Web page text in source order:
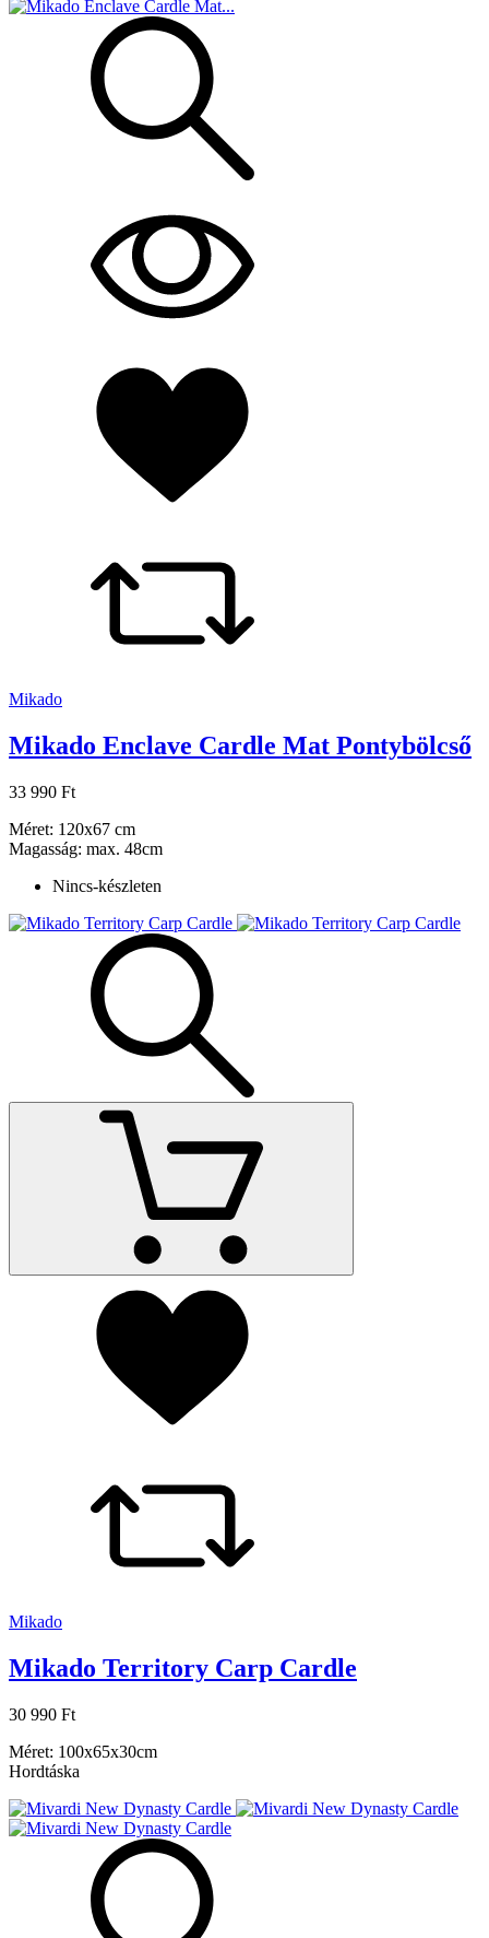
Mikado
Mikado Enclave Cardle Mat Pontybölcső
33 990 Ft
Méret: 120x67 cm
Magasság: max. 48cm
Nincs-készleten
Mikado
Mikado Territory Carp Cardle
30 990 Ft
Méret: 100x65x30cm
Hordtáska